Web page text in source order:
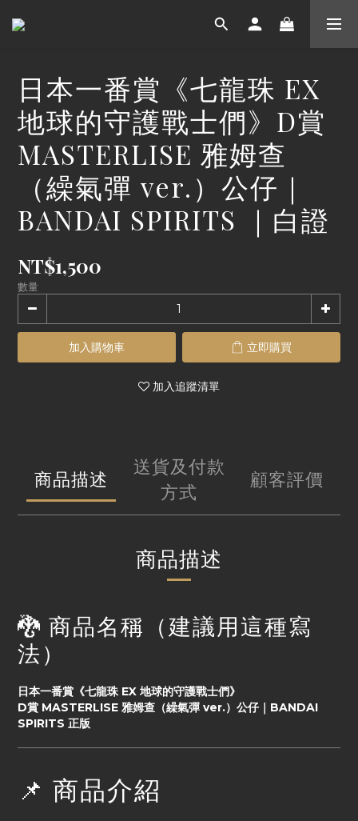
日本一番賞《七龍珠 EX
地球的守護戰士們》D賞
MASTERLISE 雅姆查
（繰氣彈 ver.）公仔｜
BANDAI SPIRITS ｜白證
NT$1,500
數量
加入購物車 立即購買
加入追蹤清單
商品描述
送貨及付款
方式
顧客評價
商品描述
🐉 商品名稱（建議用這種寫
法）
日本一番賞《七龍珠 EX 地球的守護戰士們》
D賞 MASTERLISE 雅姆查（繰氣彈 ver.）公仔｜BANDAI
SPIRITS 正版
📌 商品介紹